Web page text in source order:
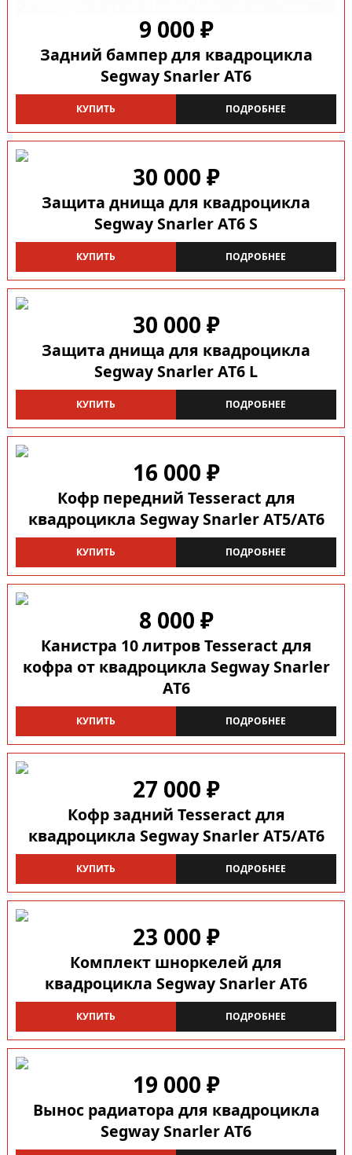
9 000 ₽
Задний бампер для квадроцикла
Segway Snarler AT6
КУПИТЬ ПОДРОБНЕЕ
30 000 ₽
Защита днища для квадроцикла
Segway Snarler AT6 S
КУПИТЬ ПОДРОБНЕЕ
30 000 ₽
Защита днища для квадроцикла
Segway Snarler AT6 L
КУПИТЬ ПОДРОБНЕЕ
16 000 ₽
Кофр передний Tesseract для
квадроцикла Segway Snarler AT5/AT6
КУПИТЬ ПОДРОБНЕЕ
8 000 ₽
Канистра 10 литров Tesseract для
кофра от квадроцикла Segway Snarler
AT6
КУПИТЬ ПОДРОБНЕЕ
27 000 ₽
Кофр задний Tesseract для
квадроцикла Segway Snarler AT5/AT6
КУПИТЬ ПОДРОБНЕЕ
23 000 ₽
Комплект шноркелей для
квадроцикла Segway Snarler AT6
КУПИТЬ ПОДРОБНЕЕ
19 000 ₽
Вынос радиатора для квадроцикла
Segway Snarler AT6